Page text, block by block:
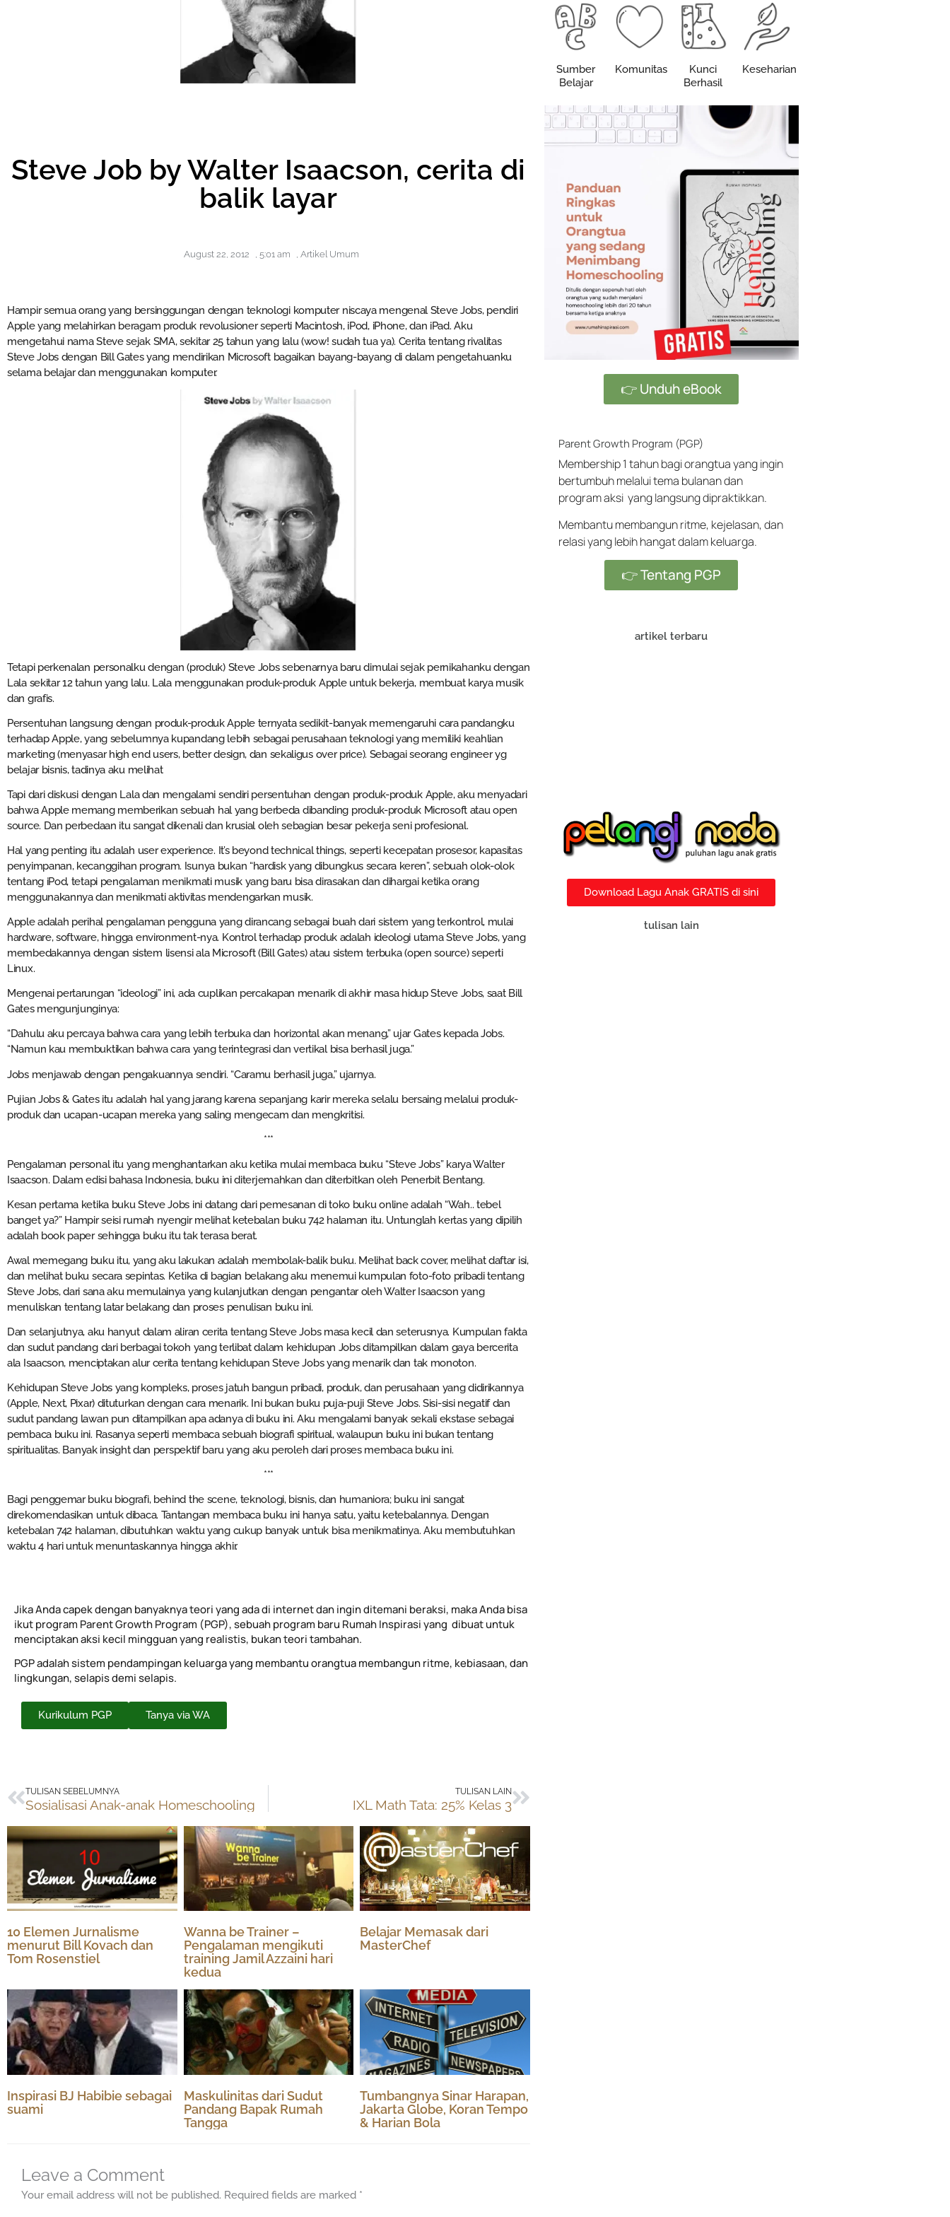
Steve Job by Walter Isaacson, cerita di
balik layar
August 22, 2012 , 5:01 am , Artikel Umum
Hampir semua orang yang bersinggungan dengan teknologi komputer niscaya mengenal Steve Jobs, pendiri
Apple yang melahirkan beragam produk revolusioner seperti Macintosh, iPod, iPhone, dan iPad. Aku
mengetahui nama Steve sejak SMA, sekitar 25 tahun yang lalu (wow! sudah tua ya). Cerita tentang rivalitas
Steve Jobs dengan Bill Gates yang mendirikan Microsoft bagaikan bayang-bayang di dalam pengetahuanku
selama belajar dan menggunakan komputer.
Tetapi perkenalan personalku dengan (produk) Steve Jobs sebenarnya baru dimulai sejak pernikahanku dengan
Lala sekitar 12 tahun yang lalu. Lala menggunakan produk-produk Apple untuk bekerja, membuat karya musik
dan grafis.
Persentuhan langsung dengan produk-produk Apple ternyata sedikit-banyak memengaruhi cara pandangku
terhadap Apple, yang sebelumnya kupandang lebih sebagai perusahaan teknologi yang memiliki keahlian
marketing (menyasar high end users, better design, dan sekaligus over price). Sebagai seorang engineer yg
belajar bisnis, tadinya aku melihat
Tapi dari diskusi dengan Lala dan mengalami sendiri persentuhan dengan produk-produk Apple, aku menyadari
bahwa Apple memang memberikan sebuah hal yang berbeda dibanding produk-produk Microsoft atau open
source. Dan perbedaan itu sangat dikenali dan krusial oleh sebagian besar pekerja seni profesional.
Hal yang penting itu adalah user experience. It’s beyond technical things, seperti kecepatan prosesor, kapasitas
penyimpanan, kecanggihan program. Isunya bukan “hardisk yang dibungkus secara keren”, sebuah olok-olok
tentang iPod, tetapi pengalaman menikmati musik yang baru bisa dirasakan dan dihargai ketika orang
menggunakannya dan menikmati aktivitas mendengarkan musik.
Apple adalah perihal pengalaman pengguna yang dirancang sebagai buah dari sistem yang terkontrol, mulai
hardware, software, hingga environment-nya. Kontrol terhadap produk adalah ideologi utama Steve Jobs, yang
membedakannya dengan sistem lisensi ala Microsoft (Bill Gates) atau sistem terbuka (open source) seperti
Linux.
Mengenai pertarungan “ideologi” ini, ada cuplikan percakapan menarik di akhir masa hidup Steve Jobs, saat Bill
Gates mengunjunginya:
“Dahulu aku percaya bahwa cara yang lebih terbuka dan horizontal akan menang,” ujar Gates kepada Jobs.
“Namun kau membuktikan bahwa cara yang terintegrasi dan vertikal bisa berhasil juga.”
Jobs menjawab dengan pengakuannya sendiri. “Caramu berhasil juga,” ujarnya.
Pujian Jobs & Gates itu adalah hal yang jarang karena sepanjang karir mereka selalu bersaing melalui produk-
produk dan ucapan-ucapan mereka yang saling mengecam dan mengkritisi.
***
Pengalaman personal itu yang menghantarkan aku ketika mulai membaca buku “Steve Jobs” karya Walter
Isaacson. Dalam edisi bahasa Indonesia, buku ini diterjemahkan dan diterbitkan oleh Penerbit Bentang.
Kesan pertama ketika buku Steve Jobs ini datang dari pemesanan di toko buku online adalah “Wah.. tebel
banget ya?” Hampir seisi rumah nyengir melihat ketebalan buku 742 halaman itu. Untunglah kertas yang dipilih
adalah book paper sehingga buku itu tak terasa berat.
Awal memegang buku itu, yang aku lakukan adalah membolak-balik buku. Melihat back cover, melihat daftar isi,
dan melihat buku secara sepintas. Ketika di bagian belakang aku menemui kumpulan foto-foto pribadi tentang
Steve Jobs, dari sana aku memulainya yang kulanjutkan dengan pengantar oleh Walter Isaacson yang
menuliskan tentang latar belakang dan proses penulisan buku ini.
Dan selanjutnya, aku hanyut dalam aliran cerita tentang Steve Jobs masa kecil dan seterusnya. Kumpulan fakta
dan sudut pandang dari berbagai tokoh yang terlibat dalam kehidupan Jobs ditampilkan dalam gaya bercerita
ala Isaacson, menciptakan alur cerita tentang kehidupan Steve Jobs yang menarik dan tak monoton.
Kehidupan Steve Jobs yang kompleks, proses jatuh bangun pribadi, produk, dan perusahaan yang didirikannya
(Apple, Next, Pixar) dituturkan dengan cara menarik. Ini bukan buku puja-puji Steve Jobs. Sisi-sisi negatif dan
sudut pandang lawan pun ditampilkan apa adanya di buku ini. Aku mengalami banyak sekali ekstase sebagai
pembaca buku ini. Rasanya seperti membaca sebuah biografi spiritual, walaupun buku ini bukan tentang
spiritualitas. Banyak insight dan perspektif baru yang aku peroleh dari proses membaca buku ini.
***
Bagi penggemar buku biografi, behind the scene, teknologi, bisnis, dan humaniora; buku ini sangat
direkomendasikan untuk dibaca. Tantangan membaca buku ini hanya satu, yaitu ketebalannya. Dengan
ketebalan 742 halaman, dibutuhkan waktu yang cukup banyak untuk bisa menikmatinya. Aku membutuhkan
waktu 4 hari untuk menuntaskannya hingga akhir.
Jika Anda capek dengan banyaknya teori yang ada di internet dan ingin ditemani beraksi, maka Anda bisa
ikut program Parent Growth Program (PGP), sebuah program baru Rumah Inspirasi yang dibuat untuk
menciptakan aksi kecil mingguan yang realistis, bukan teori tambahan.
PGP adalah sistem pendampingan keluarga yang membantu orangtua membangun ritme, kebiasaan, dan
lingkungan, selapis demi selapis.
Kurikulum PGP Tanya via WA
Prev
TULISAN SEBELUMNYA
Sosialisasi Anak-anak Homeschooling
TULISAN LAIN
IXL Math Tata: 25% Kelas 3
Next
10 Elemen Jurnalisme
menurut Bill Kovach dan
Tom Rosenstiel
Wanna be Trainer –
Pengalaman mengikuti
training Jamil Azzaini hari
kedua
Belajar Memasak dari
MasterChef
Inspirasi BJ Habibie sebagai
suami
Maskulinitas dari Sudut
Pandang Bapak Rumah
Tangga
Tumbangnya Sinar Harapan,
Jakarta Globe, Koran Tempo
& Harian Bola
Leave a Comment
Your email address will not be published. Required fields are marked *
Sumber
Belajar
Komunitas
Kunci
Berhasil
Keseharian
👉 Unduh eBook
Parent Growth Program (PGP)
Membership 1 tahun bagi orangtua yang ingin
bertumbuh melalui tema bulanan dan
program aksi yang langsung dipraktikkan.
Membantu membangun ritme, kejelasan, dan
relasi yang lebih hangat dalam keluarga.
👉 Tentang PGP
artikel terbaru
Download Lagu Anak GRATIS di sini
tulisan lain